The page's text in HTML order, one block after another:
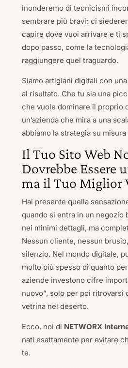
inonderemo di tecnicismi
sembrare più bravi; ci
capire dove vuoi arrivare e ti
dopo passo, come la
raggiungere quel traguardo.
Siamo artigiani digitali con
al risultato. Che tu sia una
che vuole dominare il proprio
un’azienda che mira a una
abbiamo la strategia su misura
Il Tuo Sito Web
Dovrebbe Essere
ma il Tuo Miglior
Hai presente quella
quando si entra in un negozio
nei minimi dettagli, ma
Nessun cliente, nessun
silenzio. Nel mondo digitale,
molto più spesso di quanto
aziende investono cifre
nuovo”, solo per poi ritrovarsi
vetrina nel deserto.
Ecco, noi di NETWORX
nati esattamente per evitare
te.